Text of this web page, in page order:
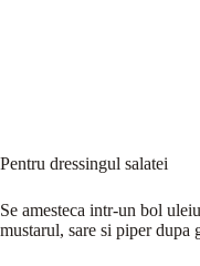
Pentru dressingul salatei
Se amesteca intr-un bol
mustarul, sare si piper dupa